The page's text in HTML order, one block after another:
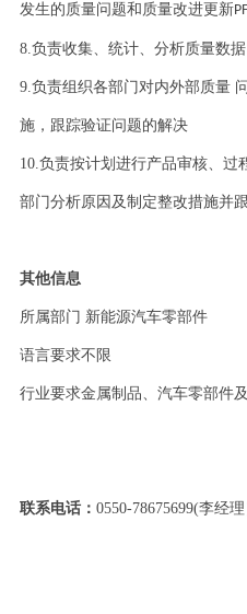
发生的质量问题和质量改进更新
8.负责收集、统计、分析质量数
9.负责组织各部门对内外部质量
施，跟踪验证问题的解决
10.负责按计划进行产品审核、过
部门分析原因及制定整改措施并
其他信息
所属部门 新能源汽车零部件
语言要求不限
行业要求金属制品、汽车零部件
联系电话： 0550-78675699(李经理